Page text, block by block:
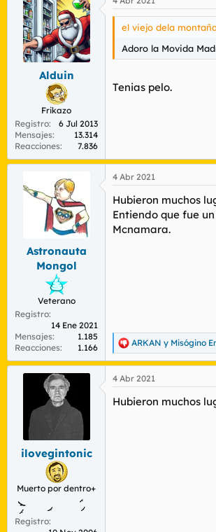
Alduin
Frikazo
Registro
6 Jul 2013
Mensajes
13.314
Reacciones
7.836
el viejo dela
Adoro la Movida
Tenias pelo.
Astronauta
Mongol
Veterano
Registro
14 Ene 2021
Mensajes
1.185
Reacciones
1.166
4 Abr 2021
Hubieron muchos
Entiendo que fue
Mcnamara.
R
e
a
c
i
ARKAN y Misógino
ilovegintonic
Muerto por dentro+
Registro
4 Abr 2021
Hubieron muchos